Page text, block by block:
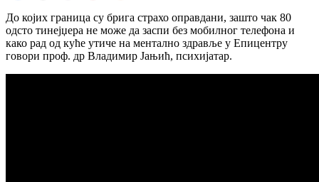
До којих граница су брига страхо оправдани, зашто чак 80
одсто тинејџера не може да заспи без мобилног телефона и
како рад од куће утиче на ментално здравље у Епицентру
говори проф. др Владимир Јањић, психијатар.